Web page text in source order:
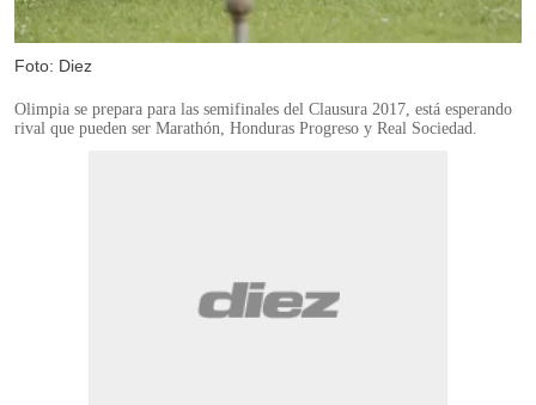
Foto: Diez
Olimpia se prepara para las semifinales del Clausura 2017, está esperando
rival que pueden ser Marathón, Honduras Progreso y Real Sociedad.